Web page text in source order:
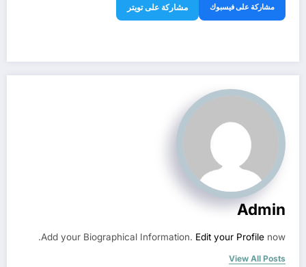
مشاركة على فيسبوك مشاركة على تويتر
Admin
Add your Biographical Information. Edit your Profile now.
View All Posts